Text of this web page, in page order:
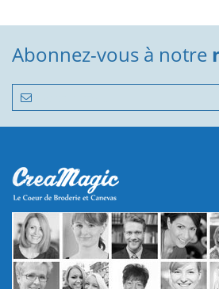
Abonnez-vous à notre